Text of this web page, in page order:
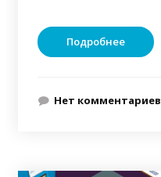
Подробнее
Нет комментариев